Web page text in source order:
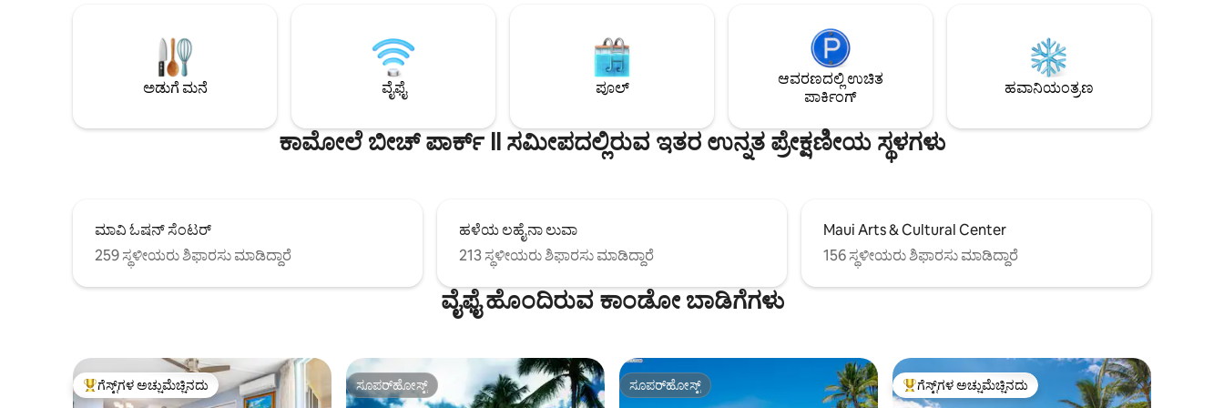
ಹತ್ತಿರದಲ್ಲಿರುವ ಹಾರ್ವೆಸ್ಟ್ ಮೂನ್ಸ್‌ನಲ್ಲಿ ಶಾಪಿಂಗ್
ಯುನಿಟ್ ಲಾಂಡ್ರಿಯಲ್ಲಿ ಅಂತಿಮ ಬೆಲೆಯಲ್ಲಿ 18.5% ರ
ಸ್ಟೇನ್‌ಲೆಸ್ ಸ್ಟೀಲ್ ಉಪಕರಣಗಳನ್ನು ಹೊಂದಿದೆ. ಗ್ಯಾಸ್
ಸ್ಟೌವ್, ಪೂರ್ಣ ಗಾತ್ರದ ವಾಷರ್ ಮತ್ತು ಡ್ರೈಯರ್. ಈ
ಡ್ರೈಯರ್. ಮೆಮೊರಿ ಮ್ಯಾಟ್ರೆಸ್‌ಗಳನ್ನು ಹೊಂದಿರುವ
ಹೊಸ ಕಿಂಗ್ ಬೆಡ್, ಲಿವಿಂಗ್ ರೂಮ್‌ನಲ್ಲಿ ಕ್ವೀನ್
ಸ್ಲೀಪರ್. ಪ್ರತಿ ರೂಮ್‌ನಲ್ಲಿ ಎ/ಸಿ ಮತ್ತು ಟಿವಿಗಳು.
ಹೆಚ್ಚುವರಿ ಕಿಟಕಿಗಳನ್ನು ಹೊಂದಿರುವ ಕಾರ್ನರ್
ಯುನಿಟ್.
ಸೋಫಾ/ಹಾಸಿಗೆಗಳು, ಅವಳಿ ಮತ್ತು ಪೂರ್ಣವಾಗಿ
ಇನ್ನೂ 2 ಅನ್ನು ಅನುಮತಿಸಬಹುದು. ಲಿವಿಂಗ್
ರೂಮ್‌ನಲ್ಲಿ ಹವಾನಿಯಂತ್ರಣ. ಬ್ಲ್ಯಾಕ್‌ಔಟ್ ಡ್ರಪ್‌ಗಳು!
ದೊಡ್ಡ ಪೂಲ್. ಕಡಲತೀರದ ಉಪಕರಣಗಳು.
ಅಡುಗೆ ಮನೆ ವೈಫೈ ಪೂಲ್
ಆವರಣದಲ್ಲಿ ಉಚಿತ
ಪಾರ್ಕಿಂಗ್
ಹವಾನಿಯಂತ್ರಣ
ಕಾಮೋಲೆ ಬೀಚ್ ಪಾರ್ಕ್ II ಸಮೀಪದಲ್ಲಿರುವ ಇತರ ಉನ್ನತ ಪ್ರೇಕ್ಷಣೀಯ ಸ್ಥಳಗಳು
ಮಾವಿ ಓಷನ್ ಸೆಂಟರ್
259 ಸ್ಥಳೀಯರು ಶಿಫಾರಸು ಮಾಡಿದ್ದಾರೆ
ಹಳೆಯ ಲಹೈನಾ ಲುವಾ
213 ಸ್ಥಳೀಯರು ಶಿಫಾರಸು ಮಾಡಿದ್ದಾರೆ
Maui Arts & Cultural Center
156 ಸ್ಥಳೀಯರು ಶಿಫಾರಸು ಮಾಡಿದ್ದಾರೆ
ವೈಫೈ ಹೊಂದಿರುವ ಕಾಂಡೋ ಬಾಡಿಗೆಗಳು
ಗೆಸ್ಟ್‌ಗಳಿಗೆ ಅತಿ ಹೆಚ್ಚು ಅಚ್ಚುಮೆಚ್ಚಿನದು
ಗೆಸ್ಟ್‌ಗಳ ಅಚ್ಚುಮೆಚ್ಚಿನದು ಸೂಪರ್‌ಹೋಸ್ಟ್
ಸೂಪರ್‌ಹೋಸ್ಟ್ ಸೂಪರ್‌ಹೋಸ್ಟ್
ಸೂಪರ್‌ಹೋಸ್ಟ್ ಗೆಸ್ಟ್‌ಗಳಿಗೆ ಅತಿ ಹೆಚ್ಚು ಅಚ್ಚುಮೆಚ್ಚಿನದು
ಗೆಸ್ಟ್‌ಗಳ ಅಚ್ಚುಮೆಚ್ಚಿನದು